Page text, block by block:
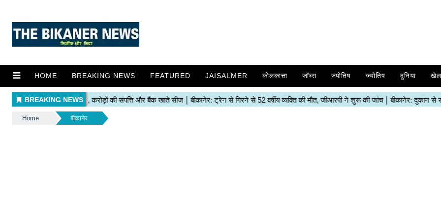
HOME BREAKING NEWS FEATURED JAISALMER कोलकात्ता जॉब्स ज्योतिष ज्योतिष दुनिया खेल
Home बीकानेर